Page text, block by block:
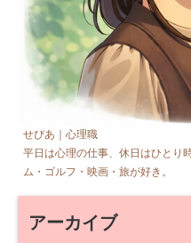
せぴあ｜心理職
平日は心理の仕事、休日はひとり
ム・ゴルフ・映画・旅が好き。
アーカイブ